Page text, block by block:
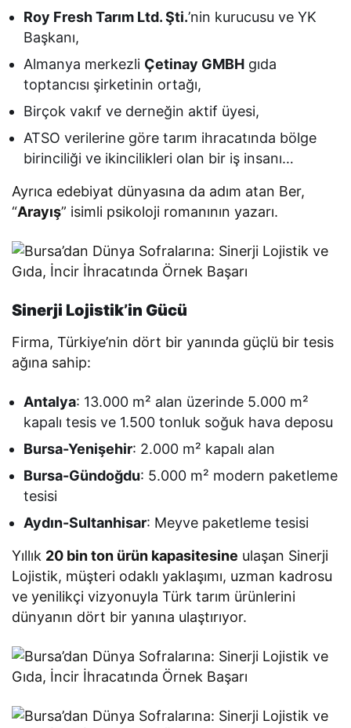
Roy Fresh Tarım Ltd. Şti.’nin kurucusu ve YK
Başkanı,
Almanya merkezli Çetinay GMBH gıda
toptancısı şirketinin ortağı,
Birçok vakıf ve derneğin aktif üyesi,
ATSO verilerine göre tarım ihracatında bölge
birinciliği ve ikincilikleri olan bir iş insanı…
Ayrıca edebiyat dünyasına da adım atan Ber,
“Arayış” isimli psikoloji romanının yazarı.
Sinerji Lojistik’in Gücü
Firma, Türkiye’nin dört bir yanında güçlü bir tesis
ağına sahip:
Antalya: 13.000 m² alan üzerinde 5.000 m²
kapalı tesis ve 1.500 tonluk soğuk hava deposu
Bursa-Yenişehir: 2.000 m² kapalı alan
Bursa-Gündoğdu: 5.000 m² modern paketleme
tesisi
Aydın-Sultanhisar: Meyve paketleme tesisi
Yıllık 20 bin ton ürün kapasitesine ulaşan Sinerji
Lojistik, müşteri odaklı yaklaşımı, uzman kadrosu
ve yenilikçi vizyonuyla Türk tarım ürünlerini
dünyanın dört bir yanına ulaştırıyor.